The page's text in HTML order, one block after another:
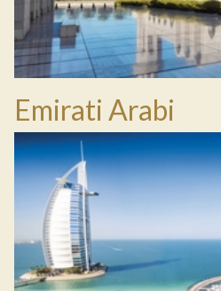
Emirati Arabi